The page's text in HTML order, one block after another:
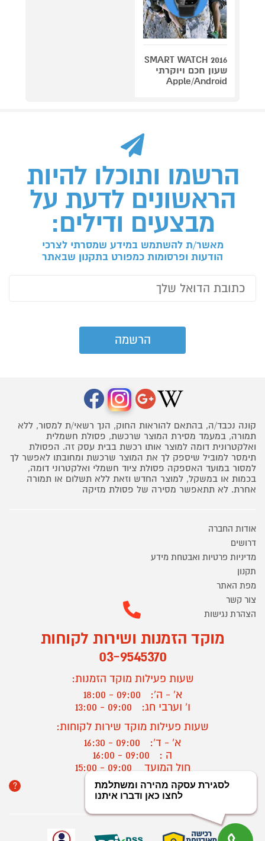
SMART WATCH 2016
שעון חכם ויוקרתי
Apple/Android
הרשמו ותוכלו להיות
הראשונים לדעת על
מבצעים ודילים:
מאשר/ת להשתמש במידע שמסרתי לצרכי
הודעות ופרסומות כמפורט בתקנון שבאתר
קונה נכבד/ה, בהתאם להוראות החוק, הנך רשאי/ת למסור, ללא
תמורה, במעמד מסירת המוצר שרכשת, פסולת חשמלית
ואלקטרונית דומה למוצר אותו רכשת בבית עסק זה. הפסולת
תימסר למוביל שיספק לך את המוצר שרכשת ומחובתו לאפשר לך
למסור במועד האספקה פסולת ציוד חשמלי ואלקטרוני דומה,
בכמות או במשקל, למוצר החדש וזאת ללא תשלום או תמורה
אחרת. לא תתאפשר מסירה של פסולת מזיקה
אודות החברה
דרושים
מדיניות פרטיות ואבטחת מידע
תקנון
מפת האתר
צור קשר
הצהרת נגישות
מוקד הזמנות ושירות לקוחות
03-9545370
שעות פעילות מוקד הזמנות:
א' - ה':
09:00 - 18:00
ו' וערבי חג:
09:00 - 13:00
שעות פעילות מוקד שירות לקוחות:
א' - ד':
09:00 - 16:30
ה :
09:00 - 16:00
חול המועד
? יצירת קשר/ביטול הזמנה